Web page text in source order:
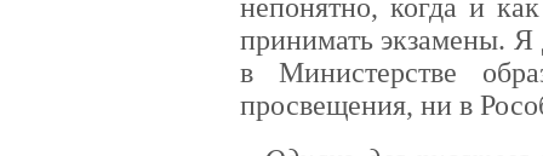
непонятно, когда и
принимать экзамены. Я
в Министерстве
просвещения, ни в